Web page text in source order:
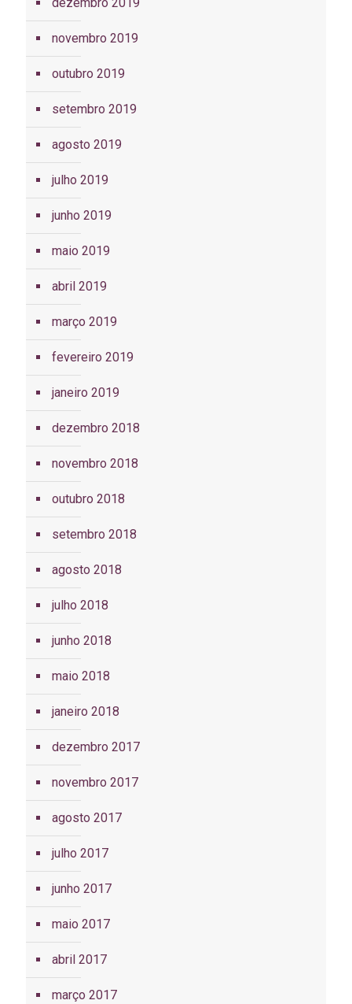
novembro 2019
outubro 2019
setembro 2019
agosto 2019
julho 2019
junho 2019
maio 2019
abril 2019
março 2019
fevereiro 2019
janeiro 2019
dezembro 2018
novembro 2018
outubro 2018
setembro 2018
agosto 2018
julho 2018
junho 2018
maio 2018
janeiro 2018
dezembro 2017
novembro 2017
agosto 2017
julho 2017
junho 2017
maio 2017
abril 2017
março 2017